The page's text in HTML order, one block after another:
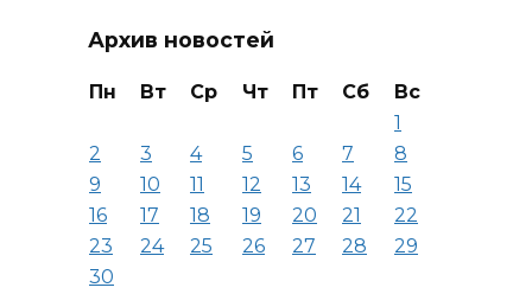
Архив новостей
Пн Вт Ср Чт Пт Сб
Вс
1
2
3 4 5 6 7
8
9
10 11 12 13 14
15
16
17 18 19 20 21
22
23
24 25 26 27 28
29
30